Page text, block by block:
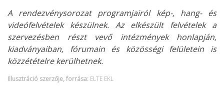
A rendezvénysorozat programjairól kép-, hang- és
videófelvételek készülnek. Az elkészült felvételek a
szervezésben részt vevő intézmények honlapján,
kiadványaiban, fórumain és közösségi felületein is
közzétételre kerülhetnek.
Illusztráció szerzője, forrása: ELTE EKL